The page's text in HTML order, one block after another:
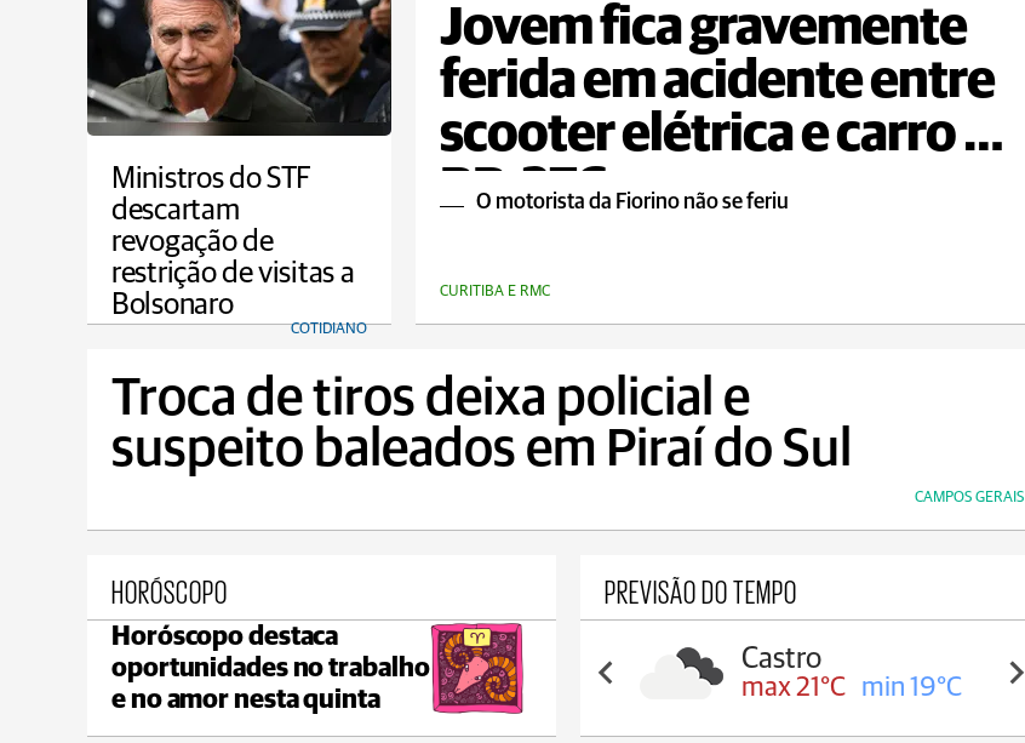
Jovem fica gravemente
ferida em acidente entre
scooter elétrica e carro na
BR-376
O motorista da Fiorino não se feriu
CURITIBA E RMC
Ministros do STF
descartam
revogação de
restrição de visitas a
Bolsonaro
COTIDIANO
Troca de tiros deixa policial e
suspeito baleados em Piraí do Sul
CAMPOS GERAIS
HORÓSCOPO
Horóscopo destaca
oportunidades no trabalho
e no amor nesta quinta
PREVISÃO DO TEMPO
Ponta Grossa
max 20°C min 17°C
Castro
max 21°C min 19°C